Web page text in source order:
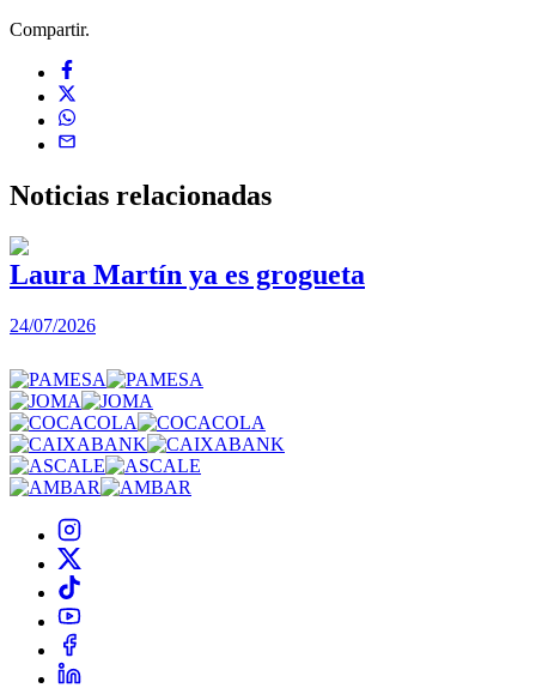
Compartir.
Noticias relacionadas
Laura Martín ya es grogueta
24/07/2026